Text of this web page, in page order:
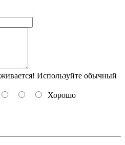
Используйте обычный
Хорошо